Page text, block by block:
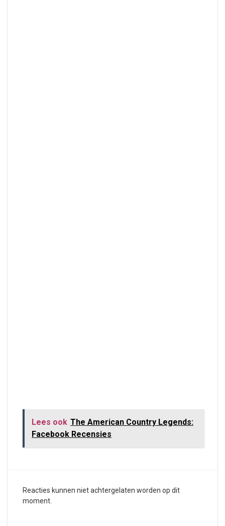
Lees ook The American Country Legends:
Facebook Recensies
Reacties kunnen niet achtergelaten worden op dit
moment.